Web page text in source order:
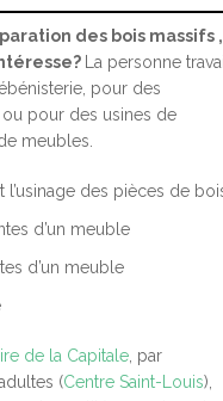
D’ARMOIRES
PRÉPOSÉ
D’ÉDIFICES
des bois massifs ,
La personne
pour des
pour des usines de
meubles.
l’usinage des pièces de
d’un meuble
d’un meuble
de la Capitale , par
(Centre Saint-Louis),